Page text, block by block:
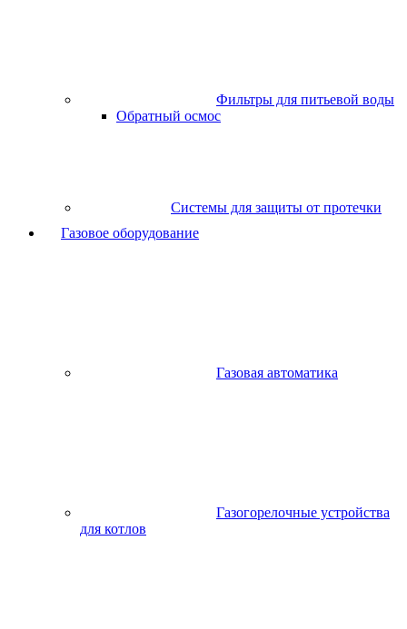
Фильтры для питьевой воды
Обратный осмос
Системы для защиты от протечки
Газовое оборудование
Газовая автоматика
Газогорелочные устройства
для котлов